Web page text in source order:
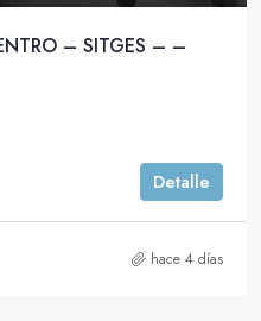
– SITGES – –
Detalle
hace 4 días